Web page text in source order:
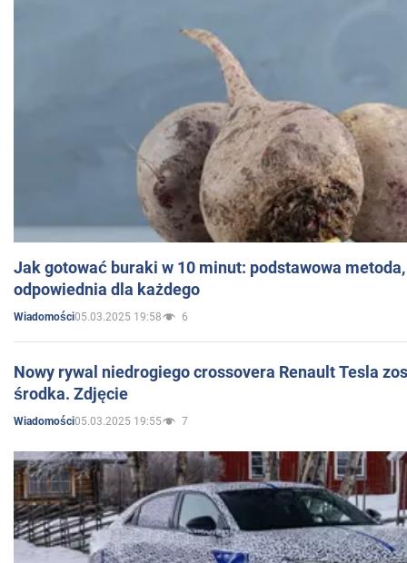
Jak gotować buraki w 10 minut: podstawowa
odpowiednia dla każdego
Wiadomości05.03.2025 19:58 6
Nowy rywal niedrogiego crossovera Renault Tesla
środka. Zdjęcie
Wiadomości05.03.2025 19:55 7